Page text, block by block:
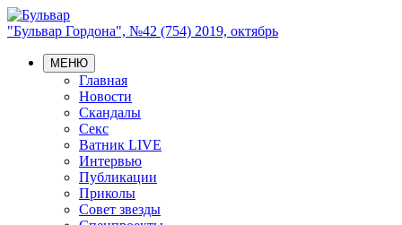
"Бульвар Гордона", №42 (754) 2019, октябрь
МЕНЮ
Главная
Новости
Скандалы
Секс
Ватник LIVE
Интервью
Публикации
Приколы
Совет звезды